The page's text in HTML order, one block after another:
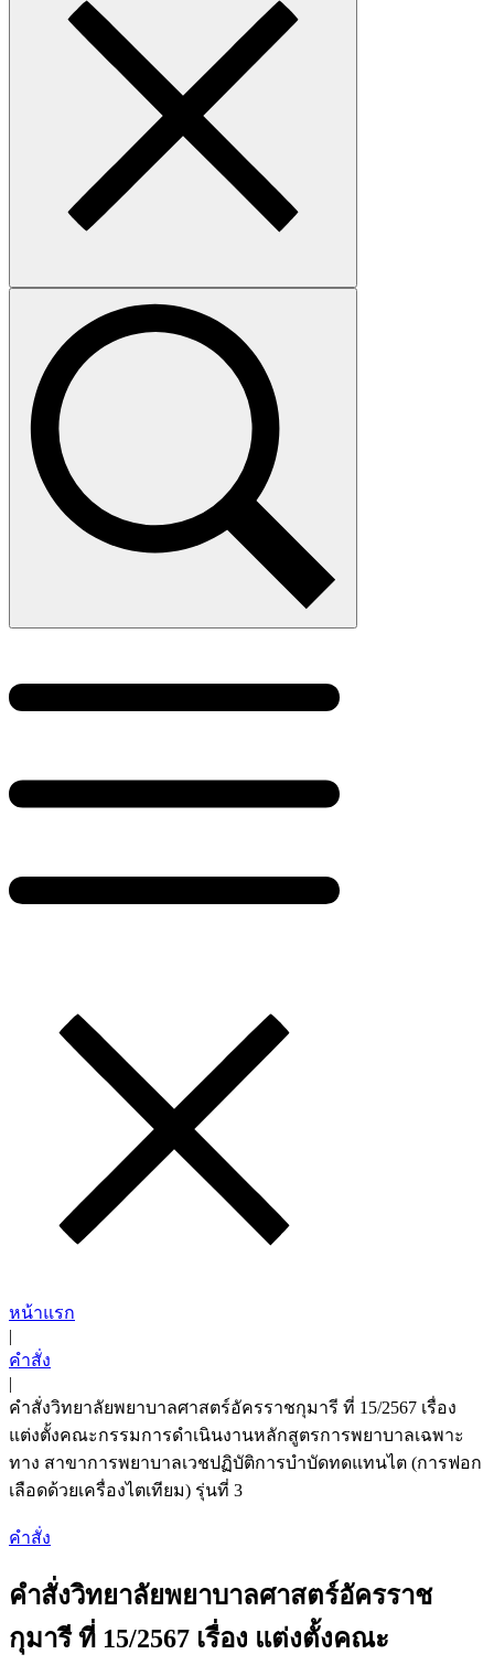
หน้าแรก
|
คำสั่ง
|
คำสั่งวิทยาลัยพยาบาลศาสตร์อัครราชกุมารี ที่ 15/2567 เรื่อง
แต่งตั้งคณะกรรมการดำเนินงานหลักสูตรการพยาบาลเฉพาะ
ทาง สาขาการพยาบาลเวชปฏิบัติการบำบัดทดแทนไต (การฟอก
เลือดด้วยเครื่องไตเทียม) รุ่นที่ 3
คำสั่ง
คำสั่งวิทยาลัยพยาบาลศาสตร์อัครราช
กุมารี ที่ 15/2567 เรื่อง แต่งตั้งคณะ